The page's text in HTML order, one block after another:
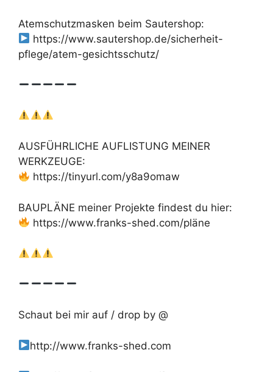
Atemschutzmasken beim Sautershop:
https://www.sautershop.de/sicherheit-
pflege/atem-gesichtsschutz/
AUSFÜHRLICHE AUFLISTUNG MEINER
WERKZEUGE:
https://tinyurl.com/y8a9omaw
BAUPLÄNE meiner Projekte findest du hier:
https://www.franks-shed.com/pläne
Schaut bei mir auf / drop by @
http://www.franks-shed.com